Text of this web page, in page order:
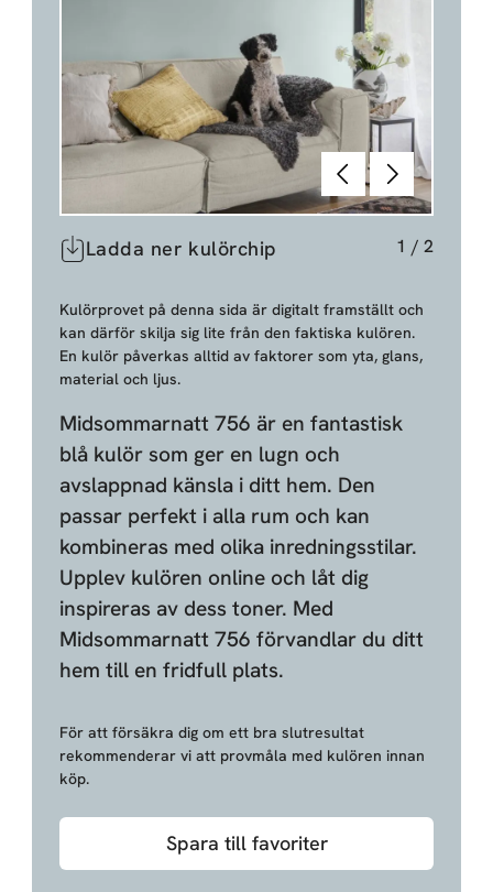
Föregående
Nästa
Ladda ner kulörchip 1 / 2
Kulörprovet på denna sida är digitalt framställt och
kan därför skilja sig lite från den faktiska kulören.
En kulör påverkas alltid av faktorer som yta, glans,
material och ljus.
Midsommarnatt 756 är en fantastisk
blå kulör som ger en lugn och
avslappnad känsla i ditt hem. Den
passar perfekt i alla rum och kan
kombineras med olika inredningsstilar.
Upplev kulören online och låt dig
inspireras av dess toner. Med
Midsommarnatt 756 förvandlar du ditt
hem till en fridfull plats.
För att försäkra dig om ett bra slutresultat
rekommenderar vi att provmåla med kulören innan
köp.
Spara till favoriter